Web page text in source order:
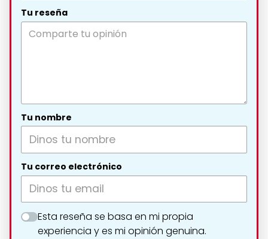
Tu reseña
Tu nombre
Tu correo electrónico
Esta reseña se basa en mi propia
experiencia y es mi opinión genuina.